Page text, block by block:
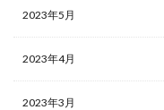
2023年5月
2023年4月
2023年3月